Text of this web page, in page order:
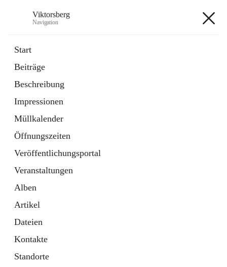
Viktorsberg
Navigation
Start
Beiträge
Beschreibung
Impressionen
Müllkalender
Öffnungszeiten
Veröffentlichungsportal
Veranstaltungen
Alben
Artikel
Dateien
Kontakte
Standorte
1 Schnellzugriff
Bürgerservice
10 Schnellzugriffe